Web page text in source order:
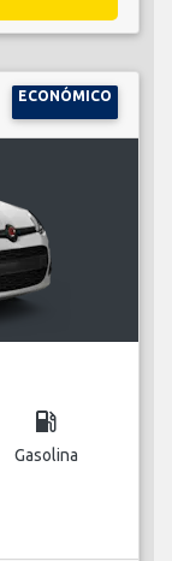
ECONÓMICO
local_gas_station
Gasolina